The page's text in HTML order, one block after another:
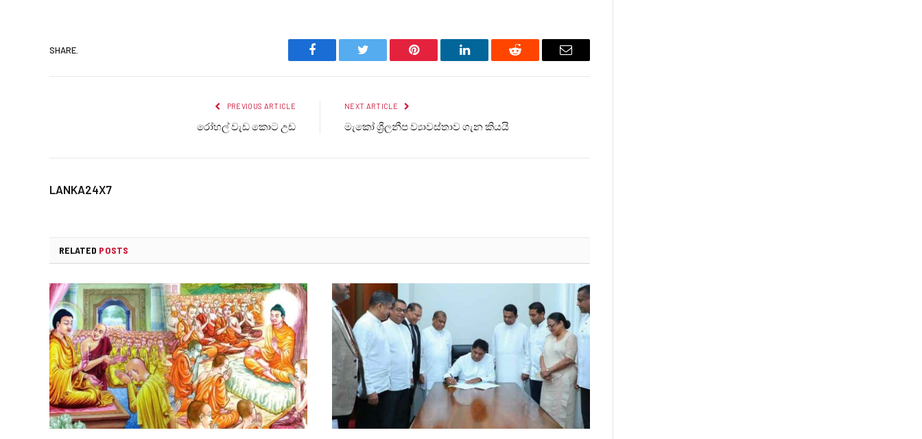
SHARE.
Facebook Twitter Pinterest LinkedIn Reddit Email
PREVIOUS ARTICLE
රෝහල් වැඩ කොට උඩ
NEXT ARTICLE
මැකෝ ශ්‍රීලනීප ව්‍යාවස්තාව ගැන කියයි
LANKA24X7
RELATED POSTS